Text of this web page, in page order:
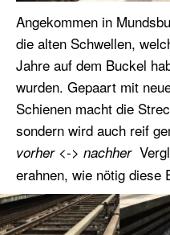
Angekommen in
die alten Schwellen,
Jahre auf dem Buckel
wurden. Gepaart mit
Schienen macht die
sondern wird auch reif
vorher<-> nachher
erahnen, wie nötig diese